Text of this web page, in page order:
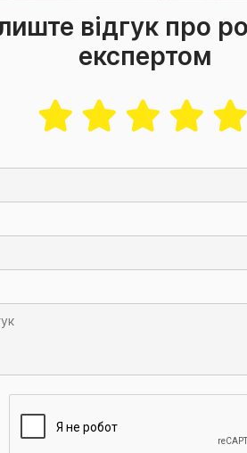
відгук про
експертом